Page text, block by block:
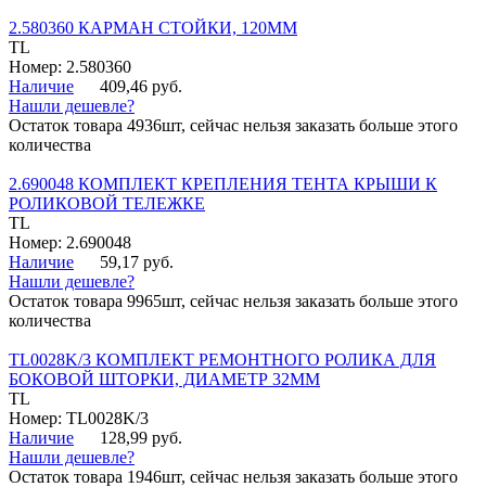
2.580360 КАРМАН СТОЙКИ, 120ММ
TL
Номер: 2.580360
Наличие
409,46 руб.
Нашли дешевле?
Остаток товара 4936шт, сейчас нельзя заказать больше этого
количества
2.690048 КОМПЛЕКТ КРЕПЛЕНИЯ ТЕНТА КРЫШИ К
РОЛИКОВОЙ ТЕЛЕЖКЕ
TL
Номер: 2.690048
Наличие
59,17 руб.
Нашли дешевле?
Остаток товара 9965шт, сейчас нельзя заказать больше этого
количества
TL0028K/3 КОМПЛЕКТ РЕМОНТНОГО РОЛИКА ДЛЯ
БОКОВОЙ ШТОРКИ, ДИАМЕТР 32ММ
TL
Номер: TL0028K/3
Наличие
128,99 руб.
Нашли дешевле?
Остаток товара 1946шт, сейчас нельзя заказать больше этого